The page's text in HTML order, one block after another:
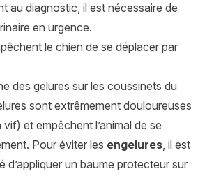
au diagnostic, il est nécessaire de
en urgence.
le chien de se déplacer par
des gelures sur les coussinets du
sont extrêmement douloureuses
et empêchent l’animal de se
Pour éviter les engelures, il est
d’appliquer un baume protecteur sur